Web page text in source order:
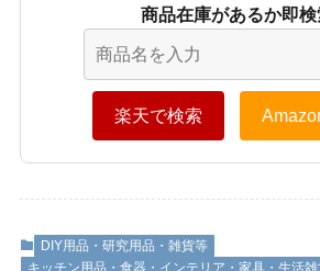
商品在庫があるか即検
楽天で検索
DIY用品・研究用品・雑貨等